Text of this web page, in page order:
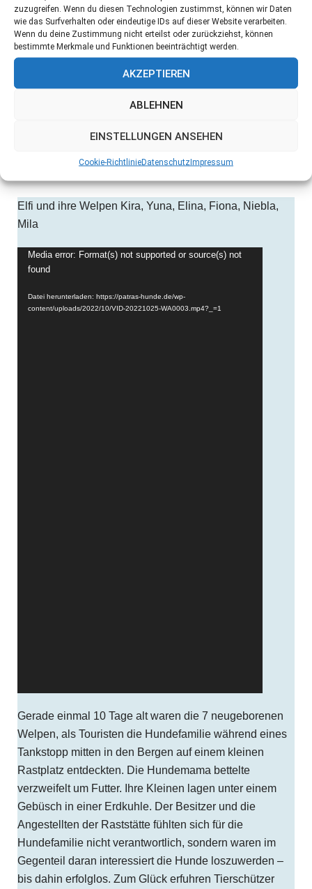
zuzugreifen. Wenn du diesen Technologien zustimmst, können wir Daten
wie das Surfverhalten oder eindeutige IDs auf dieser Website verarbeiten.
Wenn du deine Zustimmung nicht erteilst oder zurückziehst, können
bestimmte Merkmale und Funktionen beeinträchtigt werden.
AKZEPTIEREN
ABLEHNEN
EINSTELLUNGEN ANSEHEN
Cookie-RichtlinieDatenschutzImpressum
Elfi und ihre Welpen Kira, Yuna, Elina, Fiona, Niebla,
Mila
Video-
Player
Media error: Format(s) not supported or source(s) not
found
Datei herunterladen: https://patras-hunde.de/wp-
content/uploads/2022/10/VID-20221025-WA0003.mp4?_=1
Gerade einmal 10 Tage alt waren die 7 neugeborenen
Welpen, als Touristen die Hundefamilie während eines
Tankstopp mitten in den Bergen auf einem kleinen
Rastplatz entdeckten. Die Hundemama bettelte
verzweifelt um Futter. Ihre Kleinen lagen unter einem
Gebüsch in einer Erdkuhle. Der Besitzer und die
Angestellten der Raststätte fühlten sich für die
Hundefamilie nicht verantwortlich, sondern waren im
Gegenteil daran interessiert die Hunde loszuwerden –
bis dahin erfolglos. Zum Glück erfuhren Tierschützer